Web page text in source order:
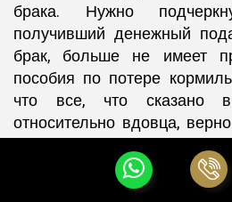
брака. Нужно
получивший денежный
брак, больше не имеет
пособия по потере
что все, что сказано
относительно вдовца,
вдовы.
4. Профессиональная
получающего пособие по